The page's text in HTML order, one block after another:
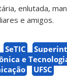
enlutada,
e amigos.
SeTIC
e
UFSC